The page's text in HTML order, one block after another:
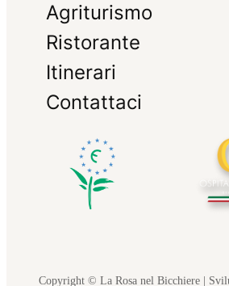
Agriturismo
Ristorante
Itinerari
Contattaci
Copyright © La Rosa nel Bicchiere |